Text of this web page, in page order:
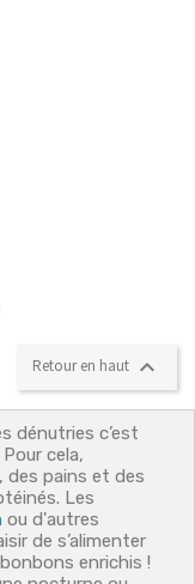
Retour en haut 
dénutries c’est
cela,
des pains et des
Les
ou d'autres
de s’alimenter
enrichis !